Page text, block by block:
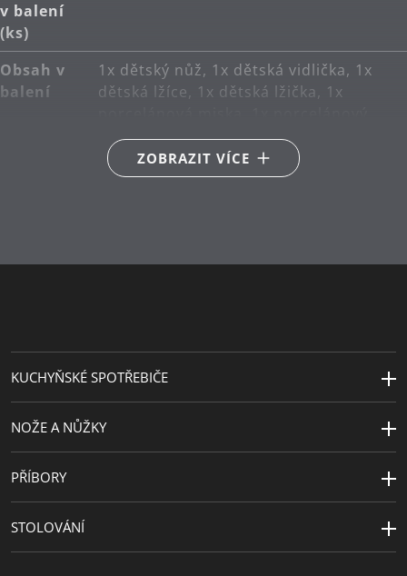
v balení
(ks)
Obsah v
balení
1x dětský nůž, 1x dětská vidlička, 1x
dětská lžíce, 1x dětská lžička, 1x
talíř
nerezová ocel Cromargan® 18/10
ZOBRAZIT VÍCE
KUCHYŇSKÉ SPOTŘEBIČE
NOŽE A NŮŽKY
PŘÍBORY
STOLOVÁNÍ